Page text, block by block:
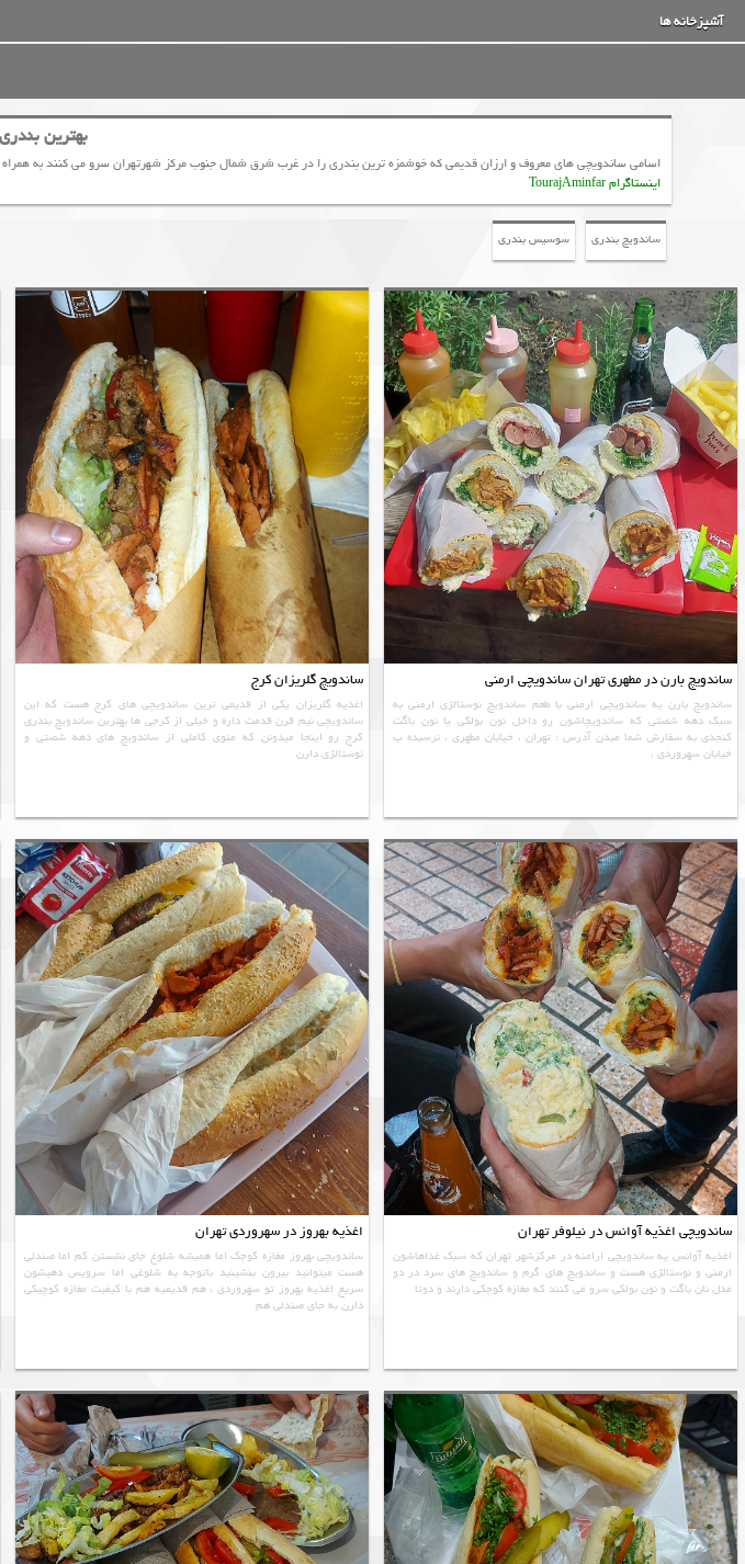
آشپزخانه ها
بهترین
اسامی ساندویچی های معروف و ارزان قدیمی که خوشمزه ترین بندری را در غرب شرق شمال جنوب مرکز شهرتهران سرو می کنند به
اینستاگرام TourajAminfar
ساندویچ بندري سوسیس بندری
ساندویچ بارن در مطهری تهران ساندویچی ارمنی
ساندویچ بارن یه ساندویچی ارمنی با طعم ساندویچ نوستالژی ارمنی به
سبک دهه شصتی که ساندویچاشون رو داخل نون بولکی یا نون باگت
کنجدی به سفارش شما میدن آدرس : تهران ، خیابان مطهری ، نرسیده ب
خیابان سهروردی ،
ساندویچ گلریزان کرج
اغذیه گلریزان یکی از قدیمی ترین ساندویچی های کرج هست که این
ساندویچی نیم قرن قدمت داره و خیلی از کرجی ها بهترین ساندویچ بندری
کرج رو اینجا میدونن که منوی کاملی از ساندویچ های دهه شصتی و
نوستالژی دارن
ساندویچی اغذیه آوانس در نیلوفر تهران
اغذيه آوانس یه ساندویچی ارامنه در مرکزشهر تهران که سبک غذاهاشون
ارمنی و نوستالژی هست و ساندویچ های گرم و ساندویچ های سرد در دو
مدل نان باگت و نون بولکی سرو می کنند که مغازه کوچکی دارند و دوتا
اغذیه بهروز در سهروردی تهران
ساندویچی بهروز مغازه کوچک اما همیشه شلوغ جای نشستن کم اما صندلی
هست میتوانید بیرون بنشینید باتوجه به شلوغی اما سرویس دهیشون
سریع اغذیه بهروز تو سهروردی ، هم قدیمیه هم با کیفیت مغازه کوچیکی
دارن به جای صندلی هم